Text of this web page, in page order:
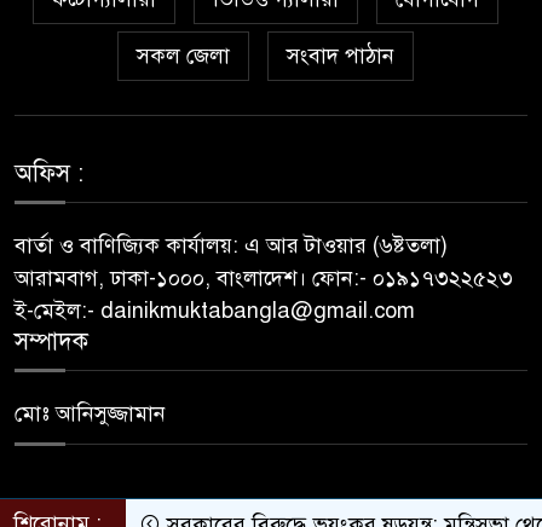
বিআইডব্লিউটিএর সহকারী সমন্বয়
কর্মকর্তা আহসান হাবীবের বিরুদ্ধে
কোটি কোটি টাকার অবৈধ সম্পদ
অর্জনের অভিযোগ!
দেহভোগ: অতিরিক্ত ডিআইজি
জহিরুলের বিরুদ্ধে গ্রেপ্তারি পরোয়ানা
স্বাস্থ্য মন্ত্রণালয়ের কাঁধে দুর্নীতির ভুত:
রাজশাহী মেডিকেল বিশ্ববিদ্যালয়
প্রকল্পের টেন্ডারের ফাইল!
আনোয়ারুল আজিমের দুর্নীতির
সকল জেলা সংবাদ পাঠান
অফিস :
বার্তা ও বাণিজ্যিক কার্যালয়: এ আর টাওয়ার (৬ষ্টতলা)
আরামবাগ, ঢাকা-১০০০, বাংলাদেশ। ফোন:- ০১৯১৭৩২২৫২৩
ই-মেইল:- dainikmuktabangla@gmail.com
সম্পাদক
মোঃ আনিসুজ্জামান